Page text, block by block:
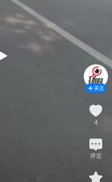
关注
4
评论